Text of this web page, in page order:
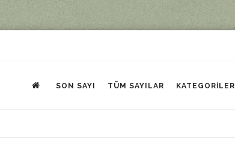
SON SAYI TÜM SAYILAR KATEGORILER